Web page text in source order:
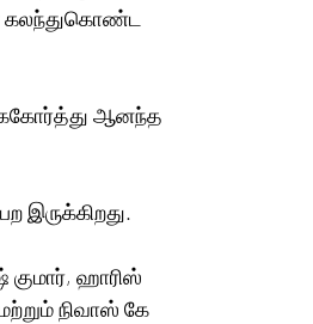
கலந்துகொண்ட
இருக்கிறது.
ஹாரிஸ்
நிவாஸ் கே